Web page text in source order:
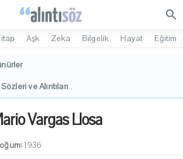
search
Aşk Zeka Bilgelik Hayat Eğitim
ve Alıntıları
Vargas Llosa
1936